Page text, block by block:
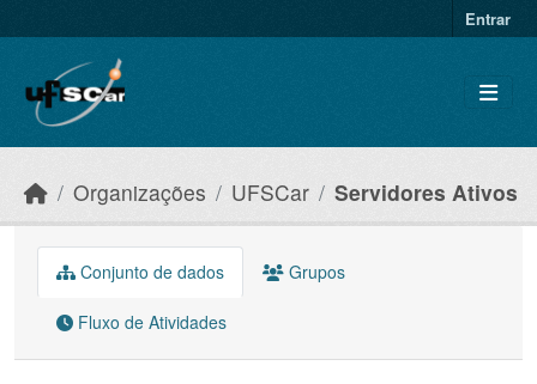
Entrar
Organizações UFSCar Servidores Ativos
Conjunto de dados Grupos
Fluxo de Atividades